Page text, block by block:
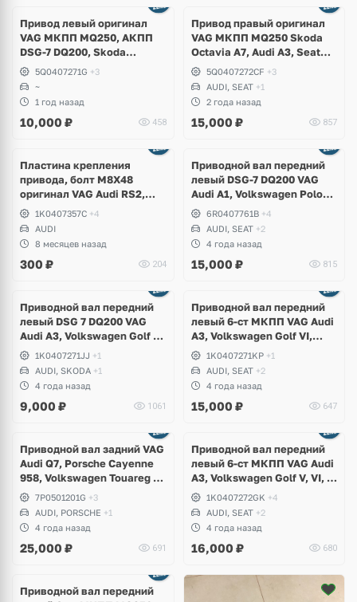
Привод левый оригинал
VAG МКПП MQ250, АКПП
DSG-7 DQ200, Skoda
Octavia A7, Audi A3,
Volkswagen Golf 7, Seat
Leon
5Q0407271G +3
~
1 год назад
10,000 ₽ 458
Привод правый оригинал
VAG МКПП MQ250 Skoda
Octavia A7, Audi A3, Seat
Leon5Q0407272CF +3
AUDI, SEAT +1
2 года назад
15,000 ₽ 857
Пластина крепления
привода, болт M8X48
оригинал VAG Audi RS2,
RS3, RS5, TTRS, RSQ3,
Lamborghini
1K0407357C +4
AUDI
8 месяцев назад
300 ₽ 204
Приводной вал передний
левый DSG-7 DQ200 VAG
Audi A1, Volkswagen Polo
6R, Skoda Rapid, Fabia,
Seat Ibiza ST
6R0407761B +4
AUDI, SEAT +2
4 года назад
15,000 ₽ 815
Приводной вал передний
левый DSG 7 DQ200 VAG
Audi A3, Volkswagen Golf V,
VI, Jetta, Scirocco, Passat,
Touran, Skoda Octavia A5
1K0407271JJ +1
AUDI, SKODA +1
4 года назад
9,000 ₽ 1061
Приводной вал передний
левый 6-ст МКПП VAG Audi
A3, Volkswagen Golf VI,
Passat, Scirocco, Skoda
Yeti, Seat Leon
1K0407271KP +1
AUDI, SEAT +2
4 года назад
15,000 ₽ 647
Приводной вал задний VAG
Audi Q7, Porsche Cayenne
958, Volkswagen Touareg 2
NF
7P0501201G +3
AUDI, PORSCHE +1
4 года назад
25,000 ₽ 691
Приводной вал передний
левый 6-ст МКПП VAG Audi
A3, Volkswagen Golf V, VI, VI
Passat, Jetta, Skoda
Octavia A5, A7, A8, Seat
Leon
1K0407272GK +4
AUDI, SEAT +2
4 года назад
16,000 ₽ 680
Приводной вал передний